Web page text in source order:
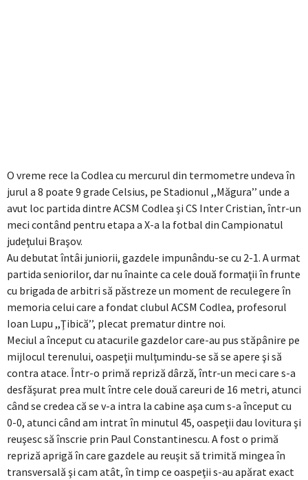
O vreme rece la Codlea cu mercurul din termometre undeva în
jurul a 8 poate 9 grade Celsius, pe Stadionul ,,Măgura’’ unde a
avut loc partida dintre ACSM Codlea şi CS Inter Cristian, într-un
meci contând pentru etapa a X-a la fotbal din Campionatul
judeţului Braşov.
Au debutat întâi juniorii, gazdele impunându-se cu 2-1. A urmat
partida seniorilor, dar nu înainte ca cele două formaţii în frunte
cu brigada de arbitri să păstreze un moment de reculegere în
memoria celui care a fondat clubul ACSM Codlea, profesorul
Ioan Lupu ,,Ţibică’’, plecat prematur dintre noi.
Meciul a început cu atacurile gazdelor care-au pus stăpânire pe
mijlocul terenului, oaspeţii mulţumindu-se să se apere şi să
contra atace. Într-o primă repriză dârză, într-un meci care s-a
desfăşurat prea mult între cele două careuri de 16 metri, atunci
când se credea că se v-a intra la cabine aşa cum s-a început cu
0-0, atunci când am intrat în minutul 45, oaspeţii dau lovitura şi
reuşesc să înscrie prin Paul Constantinescu. A fost o primă
repriză aprigă în care gazdele au reuşit să trimită mingea în
transversală şi cam atât, în timp ce oaspeţii s-au apărat exact